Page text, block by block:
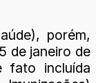
porém,
de janeiro de
fato incluída